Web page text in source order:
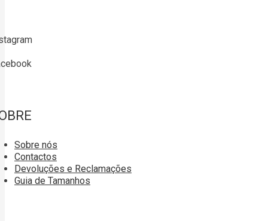
Sobre nós
Contactos
Devoluções e Reclamações
Guia de Tamanhos